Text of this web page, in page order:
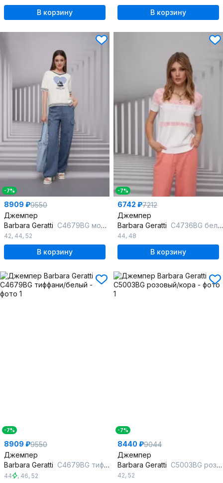
В корзину В корзину
-7%
8909 ₽9550
Джемпер
Barbara Geratti С4679BG молочн/голубой
42, 44, 52
В корзину
-7%
6742 ₽7212
Джемпер
Barbara Geratti С4736BG белый/коралл
44, 48
В корзину
-7%
8909 ₽9550
Джемпер
Barbara Geratti С4679BG тиффани/белый
44 , 46, 52
-7%
8440 ₽9044
Джемпер
Barbara Geratti С5003BG розовый/кора
42, 52